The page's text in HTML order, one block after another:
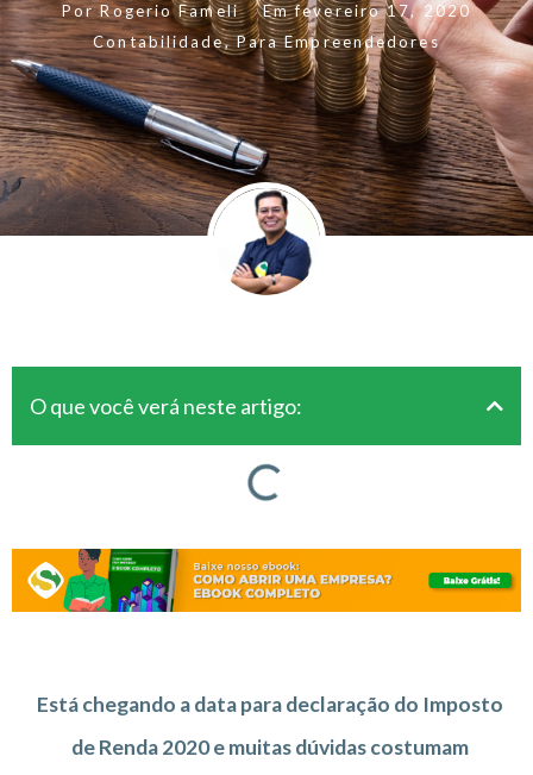
PorRogerio Fameli Em fevereiro 17, 2020
Contabilidade,Para Empreendedores
O que você verá neste artigo:
Está chegando a data para declaração do Imposto
de Renda 2020 e muitas dúvidas costumam